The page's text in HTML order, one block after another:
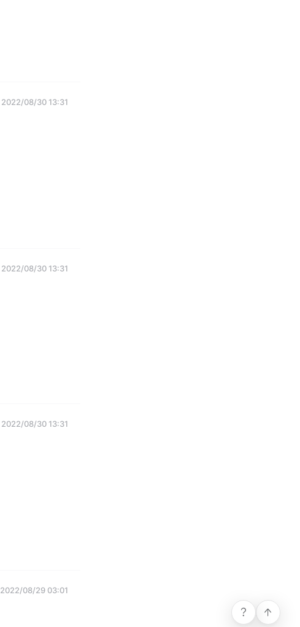
2022/08/30 13:31
2022/08/30 13:31
2022/08/30 13:31
2022/08/29 03:01